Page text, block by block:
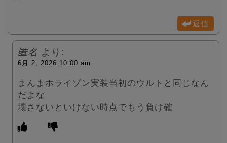
返信
匿名 より:
6月 2, 2026 10:00 am
まんまホライゾン実装当初のウルトと同じなん
だよな
壊さないといけない時点でもう負け確